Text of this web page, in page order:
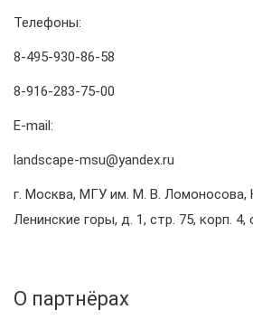
Телефоны:
8-495-930-86-58
8-916-283-75-00
E-mail:
landscape-msu@yandex.ru
г. Москва, МГУ им. М. В. Ломоносова,
Ленинские горы, д. 1, стр. 75, корп. 4,
О партнёрах